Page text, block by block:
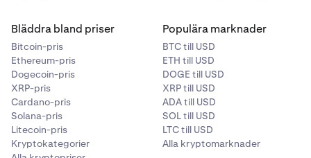
Bläddra bland priser
Bitcoin-pris
Ethereum-pris
Dogecoin-pris
XRP-pris
Cardano-pris
Solana-pris
Litecoin-pris
Kryptokategorier
Populära marknader
BTC till USD
ETH till USD
DOGE till USD
XRP till USD
ADA till USD
SOL till USD
LTC till USD
Alla kryptomarknader